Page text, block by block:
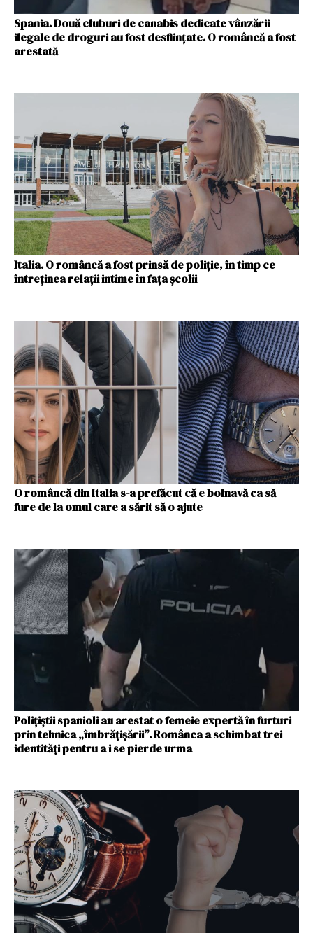
Spania. Două cluburi de canabis dedicate vânzării
ilegale de droguri au fost desființate. O româncă a fost
arestată
Italia. O româncă a fost prinsă de poliție, în timp ce
întreținea relații intime în fața școlii
O româncă din Italia s-a prefăcut că e bolnavă ca să
fure de la omul care a sărit să o ajute
Polițiștii spanioli au arestat o femeie expertă în furturi
prin tehnica „îmbrățișării”. Românca a schimbat trei
identități pentru a i se pierde urma